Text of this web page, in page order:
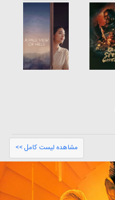
مشاهده لیست کامل >>